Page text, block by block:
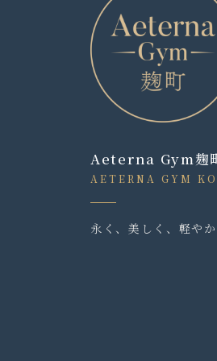
Aeterna Gym麹
AETERNA GYM
永く、美しく、軽やか